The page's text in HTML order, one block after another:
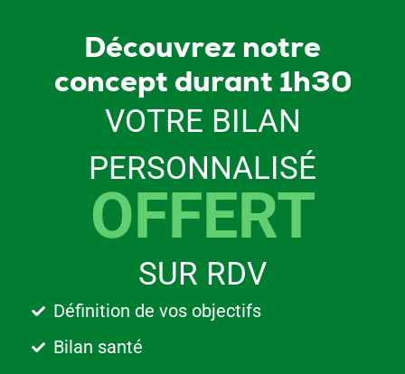
Découvrez notre
concept durant 1h30
VOTRE BILAN
PERSONNALISÉ
OFFERT
SUR RDV
Définition de vos objectifs
Bilan santé